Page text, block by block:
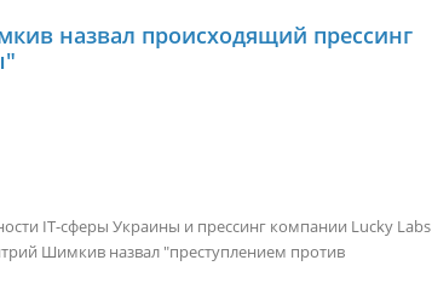
назвал происходящий прессинг
IT-сферы Украины и прессинг компании Lucky Labs
Шимкив назвал "преступлением против